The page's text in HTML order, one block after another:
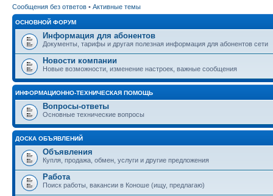
Сообщения без ответов • Активные темы
ОСНОВНОЙ ФОРУМ
Информация для абонентов
Документы, тарифы и другая полезная информация для абонентов сети
Новости компании
Новые возможности, изменение настроек, важные сообщения
ИНФОРМАЦИОННО-ТЕХНИЧЕСКАЯ ПОМОЩЬ
Вопросы-ответы
Основные технические вопросы
ДОСКА ОБЪЯВЛЕНИЙ
Объявления
Купля, продажа, обмен, услуги и другие предложения
Работа
Поиск работы, вакансии в Коноше (ищу, предлагаю)